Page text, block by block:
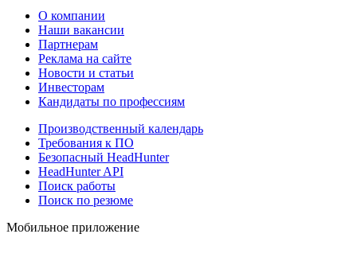
О компании
Наши вакансии
Партнерам
Реклама на сайте
Новости и статьи
Инвесторам
Кандидаты по профессиям
Производственный календарь
Требования к ПО
Безопасный HeadHunter
HeadHunter API
Поиск работы
Поиск по резюме
Мобильное приложение